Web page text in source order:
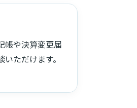
帳や決算変更届
ただけます。